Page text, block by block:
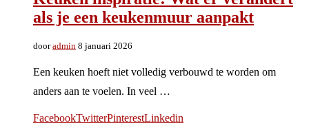
als je een keukenmuur aanpakt
dooradmin 8 januari 2026
Een keuken hoeft niet volledig verbouwd te worden om
anders aan te voelen. In veel …
FacebookTwitterPinterestLinkedin